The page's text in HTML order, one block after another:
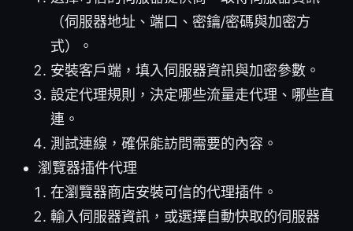
（伺服器地址、端口、密鑰/密碼與加密方
式）。
安裝客戶端，填入伺服器資訊與加密參數。
設定代理規則，決定哪些流量走代理、哪些直
連。
測試連線，確保能訪問需要的內容。
瀏覽器插件代理
在瀏覽器商店安裝可信的代理插件。
輸入伺服器資訊，或選擇自動快取的伺服器